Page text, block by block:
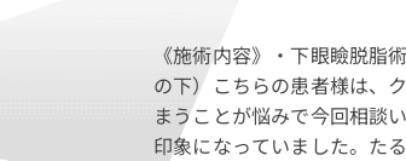
《施術内容》・下眼瞼脱脂
の下）こちらの患者様は、
まうことが悩みで今回相談
印象になっていました。た